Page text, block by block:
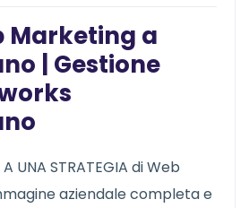
Marketing a
| Gestione
A UNA STRATEGIA di Web
aziendale completa e